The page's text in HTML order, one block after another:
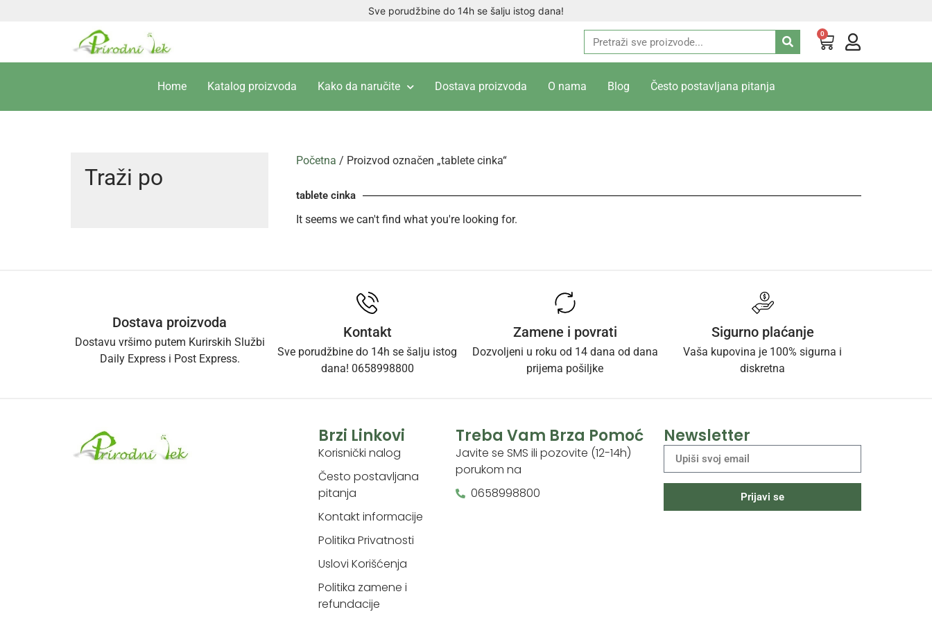
Sve porudžbine do 14h se šalju istog dana!
0
Home Katalog proizvoda Kako da naručite Dostava proizvoda O nama Blog Često postavljana pitanja
Traži po
Početna / Proizvod označen „tablete cinka“
tablete cinka
It seems we can't find what you're looking for.
Dostava proizvoda
Dostavu vršimo putem Kurirskih Službi
Daily Express i Post Express.
Kontakt
Sve porudžbine do 14h se šalju istog
dana! 0658998800
Zamene i povrati
Dozvoljeni u roku od 14 dana od dana
prijema pošiljke
Sigurno plaćanje
Vaša kupovina je 100% sigurna i
diskretna
Brzi Linkovi
Korisnički nalog
Često postavljana
pitanja
Kontakt informacije
Politika Privatnosti
Uslovi Korišćenja
Politika zamene i
refundacije
Treba Vam Brza Pomoć
Javite se SMS ili pozovite (12-14h)
porukom na
0658998800
Newsletter
Prijavi se